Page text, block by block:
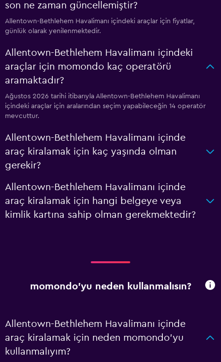
son ne zaman güncellemiştir?
Allentown-Bethlehem Havalimanı içindeki araçlar için fiyatlar,
günlük olarak yenilenmektedir.
Allentown-Bethlehem Havalimanı içindeki
araçlar için momondo kaç operatörü
aramaktadır?
Ağustos 2026 tarihi itibarıyla Allentown-Bethlehem Havalimanı
içindeki araçlar için aralarından seçim yapabileceğin 14 operatör
mevcuttur.
Allentown-Bethlehem Havalimanı içinde
araç kiralamak için kaç yaşında olman
gerekir?
Allentown-Bethlehem Havalimanı içinde
araç kiralamak için hangi belgeye veya
kimlik kartına sahip olman gerekmektedir?
momondo'yu neden kullanmalısın?
Allentown-Bethlehem Havalimanı içinde
araç kiralamak için neden momondo'yu
kullanmalıyım?